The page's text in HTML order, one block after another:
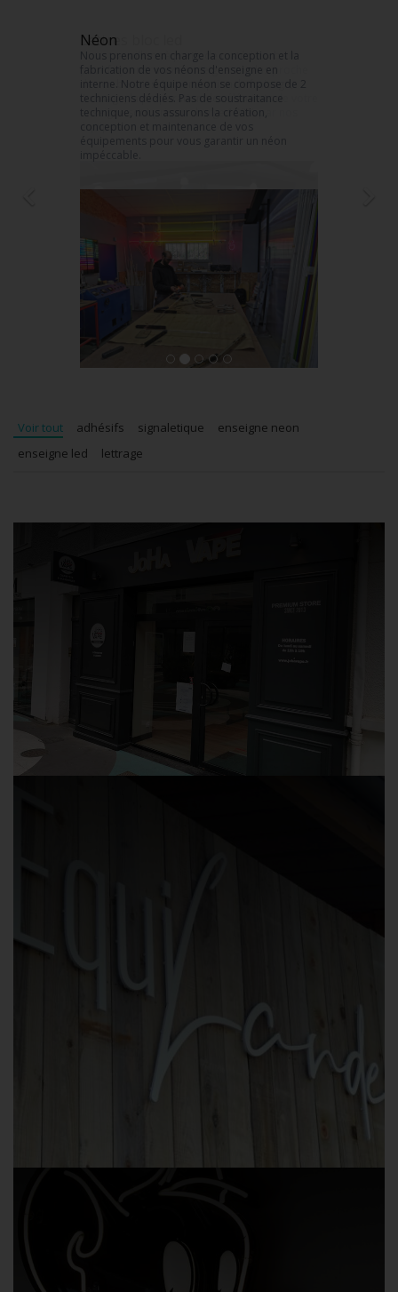
Néon
Nous prenons en charge la conception et la
fabrication de vos néons d'enseigne en
interne. Notre équipe néon se compose de 2
techniciens dédiés. Pas de soustraitance
technique, nous assurons la création,
conception et maintenance de vos
Voir tout adhésifs signaletique